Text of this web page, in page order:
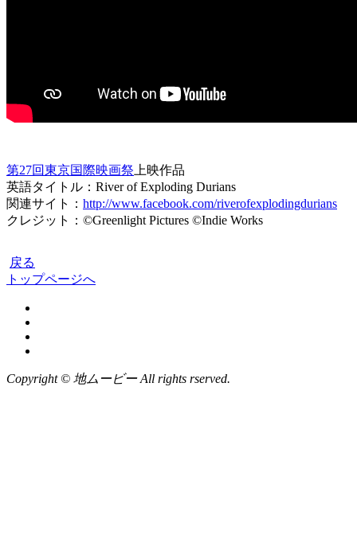
第27回東京国際映画祭 上映作品
英語タイトル：River of Exploding Durians
関連サイト： http://www.facebook.com/riverofexplodingdurians
クレジット：©Greenlight Pictures ©Indie Works
戻る
トップページへ
Copyright © 地ムービー All rights rserved.